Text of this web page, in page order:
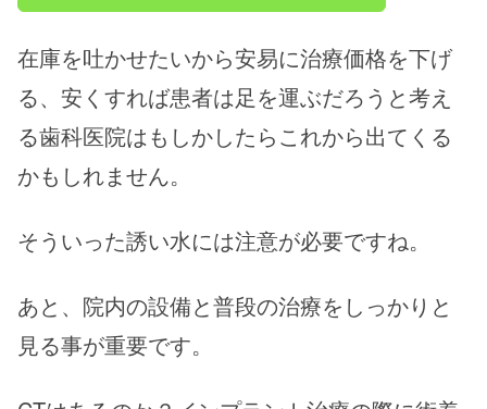
在庫を吐かせたいから安易に治療価格を下げ
る、安くすれば患者は足を運ぶだろうと考え
る歯科医院はもしかしたらこれから出てくる
かもしれません。
そういった誘い水には注意が必要ですね。
あと、院内の設備と普段の治療をしっかりと
見る事が重要です。